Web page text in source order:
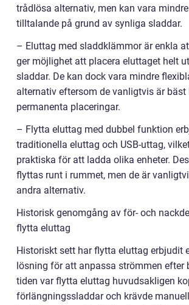
trådlösa alternativ, men kan vara
tilltalande på grund av synliga sladdar.
– Eluttag med sladdklämmor är enkla
ger möjlighet att placera eluttaget helt
sladdar. De kan dock vara mindre
alternativ eftersom de vanligtvis är
permanenta placeringar.
– Flytta eluttag med dubbel funktion
traditionella eluttag och USB-uttag,
praktiska för att ladda olika enheter.
flyttas runt i rummet, men de är
andra alternativ.
Historisk genomgång av för- och
flytta eluttag
Historiskt sett har flytta eluttag erbjudit
lösning för att anpassa strömmen efter
tiden var flytta eluttag huvudsakligen
förlängningssladdar och krävde